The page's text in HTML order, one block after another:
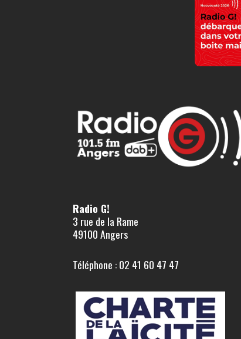
Radio G!
3 rue de la Rame
49100 Angers
Téléphone : 02 41 60 47 47